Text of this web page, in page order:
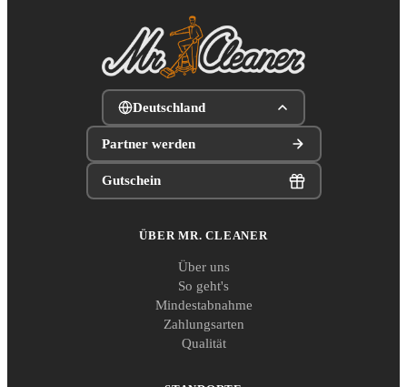
Deutschland
Partner werden
Gutschein
ÜBER MR. CLEANER
Über uns
So geht's
Mindestabnahme
Zahlungsarten
Qualität